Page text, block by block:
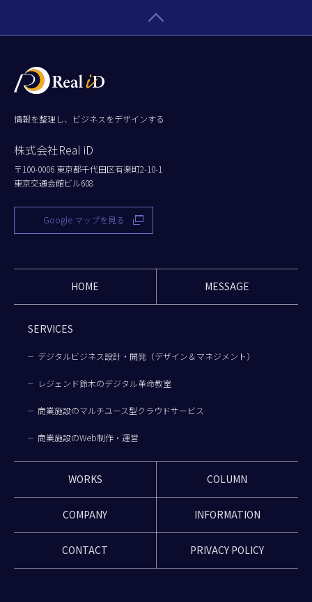
情報を整理し、ビジネスをデザインする
株式会社Real iD
〒100-0006 東京都千代田区有楽町2-10-1
東京交通会館ビル608
Google マップを見る
HOME MESSAGE
SERVICES
デジタルビジネス設計・開発（デザイン＆マネジメント）
レジェンド鈴木のデジタル革命教室
商業施設のマルチユース型クラウドサービス
商業施設のWeb制作・運営
WORKS COLUMN
COMPANY INFORMATION
CONTACT PRIVACY POLICY